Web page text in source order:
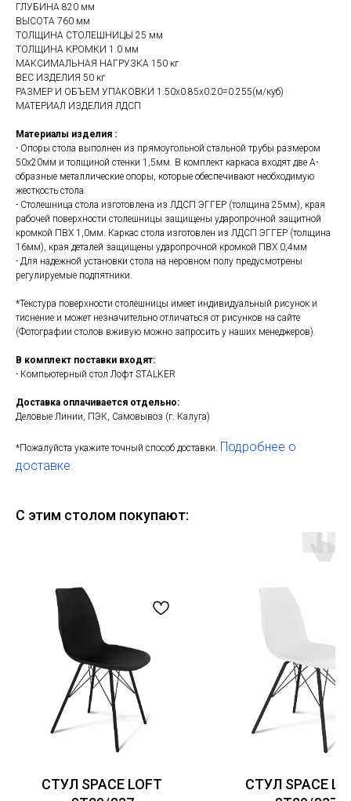
ГЛУБИНА 820 мм
ВЫСОТА 760 мм
ТОЛЩИНА СТОЛЕШНИЦЫ 25 мм
ТОЛЩИНА КРОМКИ 1.0 мм
МАКСИМАЛЬНАЯ НАГРУЗКА 150 кг
ВЕС ИЗДЕЛИЯ 50 кг
РАЗМЕР И ОБЪЕМ УПАКОВКИ 1.50х0.85х0.20=0.255(м/куб)
МАТЕРИАЛ ИЗДЕЛИЯ ЛДСП
Материалы изделия :
- Опоры стола выполнен из прямоугольной стальной трубы размером
50х20мм и толщиной стенки 1,5мм. В комплект каркаса входят две А-
образные металлические опоры, которые обеспечивают необходимую
жесткость стола.
- Столешница стола изготовлена из ЛДСП ЭГГЕР (толщина 25мм), края
рабочей поверхности столешницы защищены ударопрочной защитной
кромкой ПВХ 1,0мм. Каркас стола изготовлен из ЛДСП ЭГГЕР (толщина
16мм), края деталей защищены ударопрочной кромкой ПВХ 0,4мм
- Для надежной установки стола на неровном полу предусмотрены
регулируемые подпятники.
*Текстура поверхности столешницы имеет индивидуальный рисунок и
тиснение и может незначительно отличаться от рисунков на сайте
(Фотографии столов вживую можно запросить у наших менеджеров).
В комплект поставки входят:
- Компьютерный стол Лофт STALKER
Доставка оплачивается отдельно:
Деловые Линии, ПЭК, Самовывоз (г. Калуга)
*Пожалуйста укажите точный способ доставки. Подробнее о
доставке.
С этим столом покупают:
СТУЛ SPACE LOFT
СТУЛ SPACE